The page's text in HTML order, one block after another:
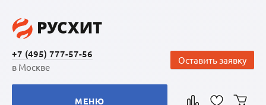
+7 (495) 777-57-56
в Москве
Оставить заявку
МЕНЮ